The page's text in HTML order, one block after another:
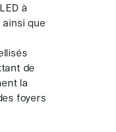
à
ainsi que
de
la
foyers